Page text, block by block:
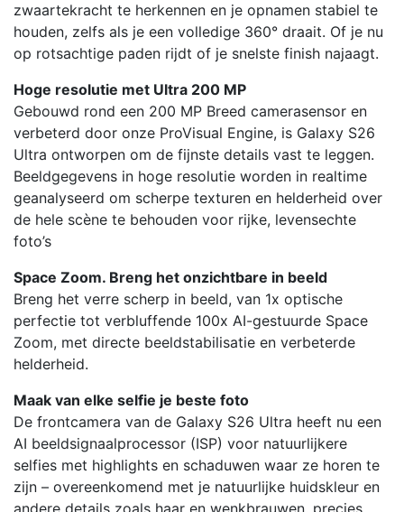
zwaartekracht te herkennen en je opnamen stabiel te
houden, zelfs als je een volledige 360° draait. Of je nu
op rotsachtige paden rijdt of je snelste finish najaagt.
Hoge resolutie met Ultra 200 MP
Gebouwd rond een 200 MP Breed camerasensor en
verbeterd door onze ProVisual Engine, is Galaxy S26
Ultra ontworpen om de fijnste details vast te leggen.
Beeldgegevens in hoge resolutie worden in realtime
geanalyseerd om scherpe texturen en helderheid over
de hele scène te behouden voor rijke, levensechte
foto’s
Space Zoom. Breng het onzichtbare in beeld
Breng het verre scherp in beeld, van 1x optische
perfectie tot verbluffende 100x AI-gestuurde Space
Zoom, met directe beeldstabilisatie en verbeterde
helderheid.
Maak van elke selfie je beste foto
De frontcamera van de Galaxy S26 Ultra heeft nu een
AI beeldsignaalprocessor (ISP) voor natuurlijkere
selfies met highlights en schaduwen waar ze horen te
zijn – overeenkomend met je natuurlijke huidskleur en